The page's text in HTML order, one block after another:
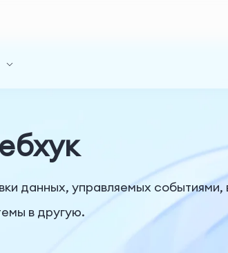
данных, управляемых
в другую.